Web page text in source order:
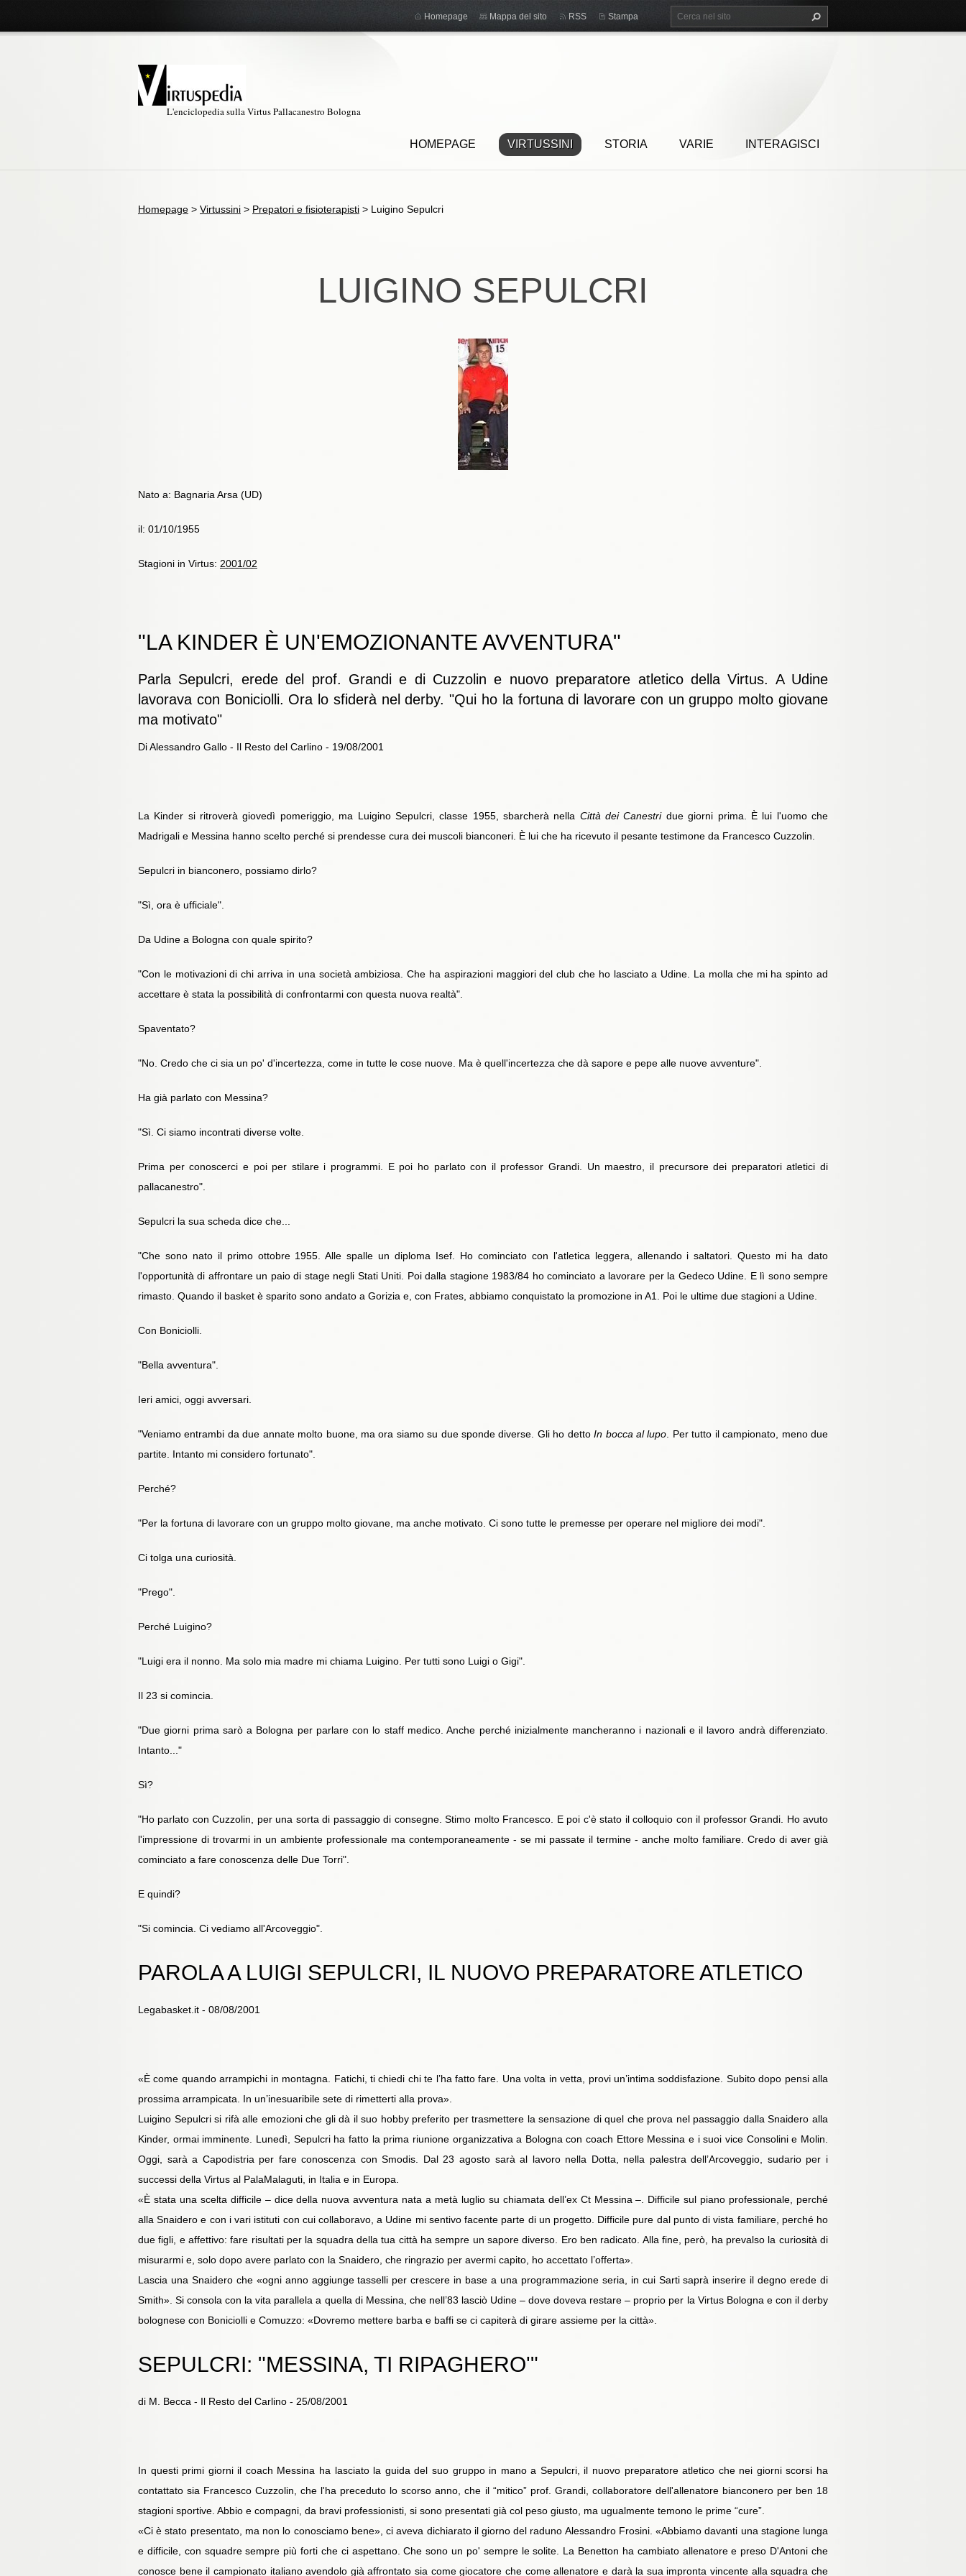
L'enciclopedia sulla Virtus Pallacanestro Bologna
HOMEPAGE VIRTUSSINI STORIA VARIE INTERAGISCI
Homepage Mappa del sito RSS Stampa
Homepage > Virtussini > Prepatori e fisioterapisti > Luigino Sepulcri
LUIGINO SEPULCRI
Nato a: Bagnaria Arsa (UD)
il: 01/10/1955
Stagioni in Virtus: 2001/02
"LA KINDER È UN'EMOZIONANTE AVVENTURA"
Parla Sepulcri, erede del prof. Grandi e di Cuzzolin e nuovo preparatore atletico della Virtus. A Udine
lavorava con Boniciolli. Ora lo sfiderà nel derby. "Qui ho la fortuna di lavorare con un gruppo molto giovane
ma motivato"
Di Alessandro Gallo - Il Resto del Carlino - 19/08/2001
La Kinder si ritroverà giovedì pomeriggio, ma Luigino Sepulcri, classe 1955, sbarcherà nella Città dei Canestridue giorni prima. È lui l'uomo che
Madrigali e Messina hanno scelto perché si prendesse cura dei muscoli bianconeri. È lui che ha ricevuto il pesante testimone da Francesco Cuzzolin.
Sepulcri in bianconero, possiamo dirlo?
"Sì, ora è ufficiale".
Da Udine a Bologna con quale spirito?
"Con le motivazioni di chi arriva in una società ambiziosa. Che ha aspirazioni maggiori del club che ho lasciato a Udine. La molla che mi ha spinto ad
accettare è stata la possibilità di confrontarmi con questa nuova realtà".
Spaventato?
"No. Credo che ci sia un po' d'incertezza, come in tutte le cose nuove. Ma è quell'incertezza che dà sapore e pepe alle nuove avventure".
Ha già parlato con Messina?
"Sì. Ci siamo incontrati diverse volte.
Prima per conoscerci e poi per stilare i programmi. E poi ho parlato con il professor Grandi. Un maestro, il precursore dei preparatori atletici di
pallacanestro".
Sepulcri la sua scheda dice che...
"Che sono nato il primo ottobre 1955. Alle spalle un diploma Isef. Ho cominciato con l'atletica leggera, allenando i saltatori. Questo mi ha dato
l'opportunità di affrontare un paio di stage negli Stati Uniti. Poi dalla stagione 1983/84 ho cominciato a lavorare per la Gedeco Udine. E lì sono sempre
rimasto. Quando il basket è sparito sono andato a Gorizia e, con Frates, abbiamo conquistato la promozione in A1. Poi le ultime due stagioni a Udine.
Con Boniciolli.
"Bella avventura".
Ieri amici, oggi avversari.
"Veniamo entrambi da due annate molto buone, ma ora siamo su due sponde diverse. Gli ho dettoIn bocca al lupo . Per tutto il campionato, meno due
partite. Intanto mi considero fortunato".
Perché?
"Per la fortuna di lavorare con un gruppo molto giovane, ma anche motivato. Ci sono tutte le premesse per operare nel migliore dei modi".
Ci tolga una curiosità.
"Prego".
Perché Luigino?
"Luigi era il nonno. Ma solo mia madre mi chiama Luigino. Per tutti sono Luigi o Gigi".
Il 23 si comincia.
"Due giorni prima sarò a Bologna per parlare con lo staff medico. Anche perché inizialmente mancheranno i nazionali e il lavoro andrà differenziato.
Intanto..."
Sì?
"Ho parlato con Cuzzolin, per una sorta di passaggio di consegne. Stimo molto Francesco. E poi c'è stato il colloquio con il professor Grandi. Ho avuto
l'impressione di trovarmi in un ambiente professionale ma contemporaneamente - se mi passate il termine - anche molto familiare. Credo di aver già
cominciato a fare conoscenza delle Due Torri".
E quindi?
"Si comincia. Ci vediamo all'Arcoveggio".
PAROLA A LUIGI SEPULCRI, IL NUOVO PREPARATORE ATLETICO
Legabasket.it - 08/08/2001
«È come quando arrampichi in montagna. Fatichi, ti chiedi chi te l’ha fatto fare. Una volta in vetta, provi un’intima soddisfazione. Subito dopo pensi alla
prossima arrampicata. In un’inesuaribile sete di rimetterti alla prova».
Luigino Sepulcri si rifà alle emozioni che gli dà il suo hobby preferito per trasmettere la sensazione di quel che prova nel passaggio dalla Snaidero alla
Kinder, ormai imminente. Lunedì, Sepulcri ha fatto la prima riunione organizzativa a Bologna con coach Ettore Messina e i suoi vice Consolini e Molin.
Oggi, sarà a Capodistria per fare conoscenza con Smodis. Dal 23 agosto sarà al lavoro nella Dotta, nella palestra dell’Arcoveggio, sudario per i
successi della Virtus al PalaMalaguti, in Italia e in Europa.
«È stata una scelta difficile – dice della nuova avventura nata a metà luglio su chiamata dell’ex Ct Messina –. Difficile sul piano professionale, perché
alla Snaidero e con i vari istituti con cui collaboravo, a Udine mi sentivo facente parte di un progetto. Difficile pure dal punto di vista familiare, perché ho
due figli, e affettivo: fare risultati per la squadra della tua città ha sempre un sapore diverso. Ero ben radicato. Alla fine, però, ha prevalso la curiosità di
misurarmi e, solo dopo avere parlato con la Snaidero, che ringrazio per avermi capito, ho accettato l’offerta».
Lascia una Snaidero che «ogni anno aggiunge tasselli per crescere in base a una programmazione seria, in cui Sarti saprà inserire il degno erede di
Smith». Si consola con la vita parallela a quella di Messina, che nell’83 lasciò Udine – dove doveva restare – proprio per la Virtus Bologna e con il derby
bolognese con Boniciolli e Comuzzo: «Dovremo mettere barba e baffi se ci capiterà di girare assieme per la città».
SEPULCRI: "MESSINA, TI RIPAGHERO'"
di M. Becca - Il Resto del Carlino - 25/08/2001
In questi primi giorni il coach Messina ha lasciato la guida del suo gruppo in mano a Sepulcri, il nuovo preparatore atletico che nei giorni scorsi ha
contattato sia Francesco Cuzzolin, che l'ha preceduto lo scorso anno, che il “mitico” prof. Grandi, collaboratore dell'allenatore bianconero per ben 18
stagioni sportive. Abbio e compagni, da bravi professionisti, si sono presentati già col peso giusto, ma ugualmente temono le prime “cure”.
«Ci è stato presentato, ma non lo conosciamo bene», ci aveva dichiarato il giorno del raduno Alessandro Frosini. «Abbiamo davanti una stagione lunga
e difficile, con squadre sempre più forti che ci aspettano. Che sono un po' sempre le solite. La Benetton ha cambiato allenatore e preso D'Antoni che
conosce bene il campionato italiano avendolo già affrontato sia come giocatore che come allenatore e darà la sua impronta vincente alla squadra che